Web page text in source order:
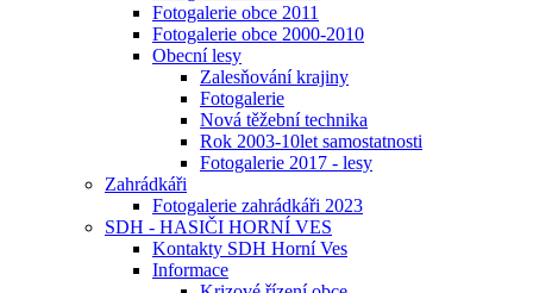
Fotogalerie obce 2011
Fotogalerie obce 2000-2010
Obecní lesy
Zalesňování krajiny
Fotogalerie
Nová těžební technika
Rok 2003-10let samostatnosti
Fotogalerie 2017 - lesy
Zahrádkáři
Fotogalerie zahrádkáři 2023
SDH - HASIČI HORNÍ VES
Kontakty SDH Horní Ves
Informace